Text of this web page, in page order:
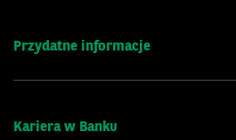
Przydatne informacje
Kariera w Banku